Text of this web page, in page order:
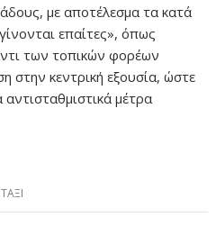
με αποτέλεσμα τα κατά
επαίτες», όπως
των τοπικών φορέων
στην κεντρική εξουσία, ώστε
μέτρα